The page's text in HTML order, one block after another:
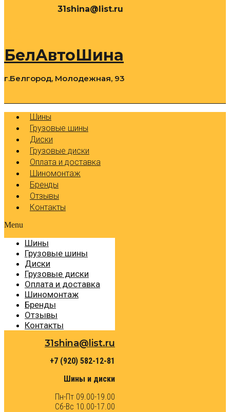
31shina@list.ru
БелАвтоШина
г.Белгород, Молодежная, 93
Шины
Грузовые шины
Диски
Грузовые диски
Оплата и доставка
Шиномонтаж
Бренды
Отзывы
Контакты
Menu
Шины
Грузовые шины
Диски
Грузовые диски
Оплата и доставка
Шиномонтаж
Бренды
Отзывы
Контакты
31shina@list.ru
+7 (920) 582-12-81
Шины и диски
Пн-Пт 09.00-19.00
Сб-Вс 10.00-17.00